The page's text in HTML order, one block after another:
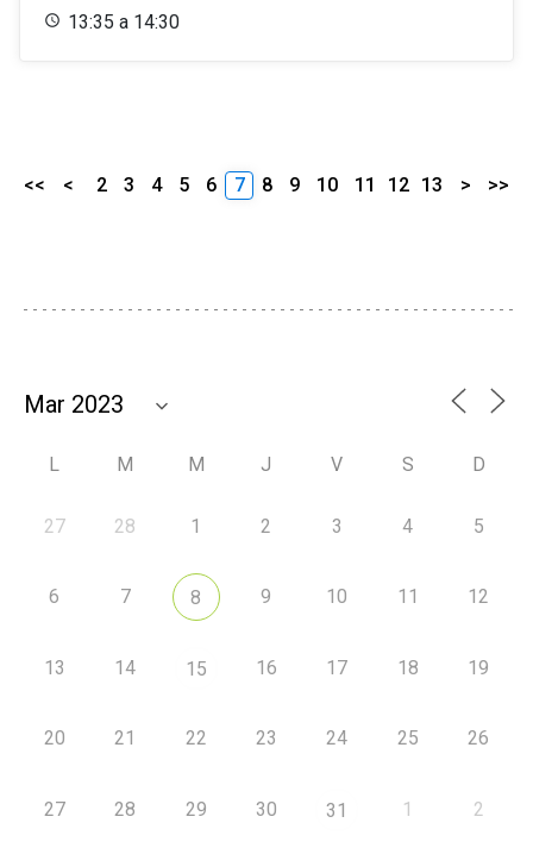
13:35 a 14:30
<< < 2 3 4 5 6 7 8 9 10 11 12 13 > >>
L M M J V S D
27 28 1 2 3 4 5
6 7 8 9 10 11 12
13 14 15 16 17 18 19
20 21 22 23 24 25 26
27 28 29 30 31 1 2